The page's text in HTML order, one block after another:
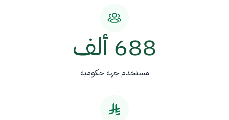
688 ألف
مستخدم جهة حكومية